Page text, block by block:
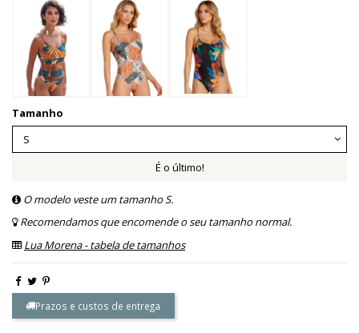
Tamanho
É o último!
O modelo veste um tamanho S.
Recomendamos que encomende o seu tamanho normal.
Lua Morena - tabela de tamanhos
Prazos e custos de entrega